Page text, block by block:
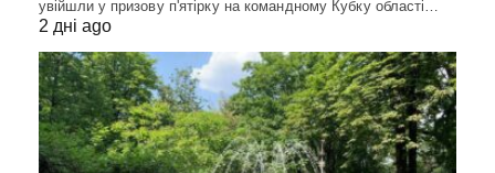
увійшли у призову п'ятірку на командному Кубку області…
2 дні ago